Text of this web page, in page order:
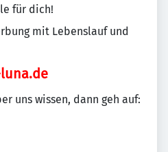
für dich!
mit Lebenslauf und
uns wissen, dann geh auf: